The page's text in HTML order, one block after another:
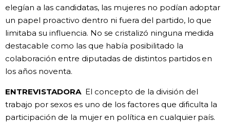
elegían a las candidatas, las mujeres no podían adoptar
un papel proactivo dentro ni fuera del partido, lo que
limitaba su influencia. No se cristalizó ninguna medida
destacable como las que había posibilitado la
colaboración entre diputadas de distintos partidos en
los años noventa.
ENTREVISTADORAEl concepto de la división del
trabajo por sexos es uno de los factores que dificulta la
participación de la mujer en política en cualquier país.